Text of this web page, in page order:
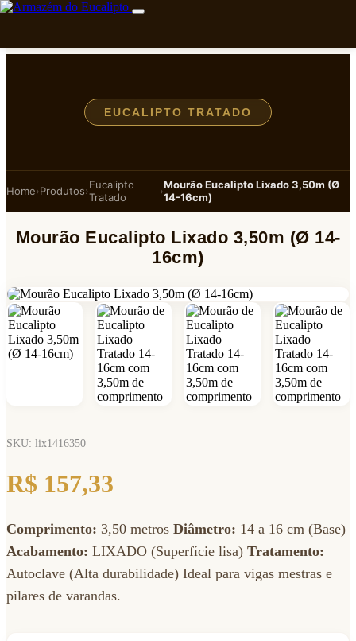
EUCALIPTO TRATADO
Home›Produtos›Eucalipto
Tratado
›Mourão Eucalipto Lixado 3,50m (Ø
14-16cm)
Mourão Eucalipto Lixado 3,50m (Ø 14-
16cm)
SKU: lix1416350
R$ 157,33
Comprimento: 3,50 metros Diâmetro: 14 a 16 cm (Base)
Acabamento: LIXADO (Superfície lisa) Tratamento:
Autoclave (Alta durabilidade) Ideal para vigas mestras e
pilares de varandas.